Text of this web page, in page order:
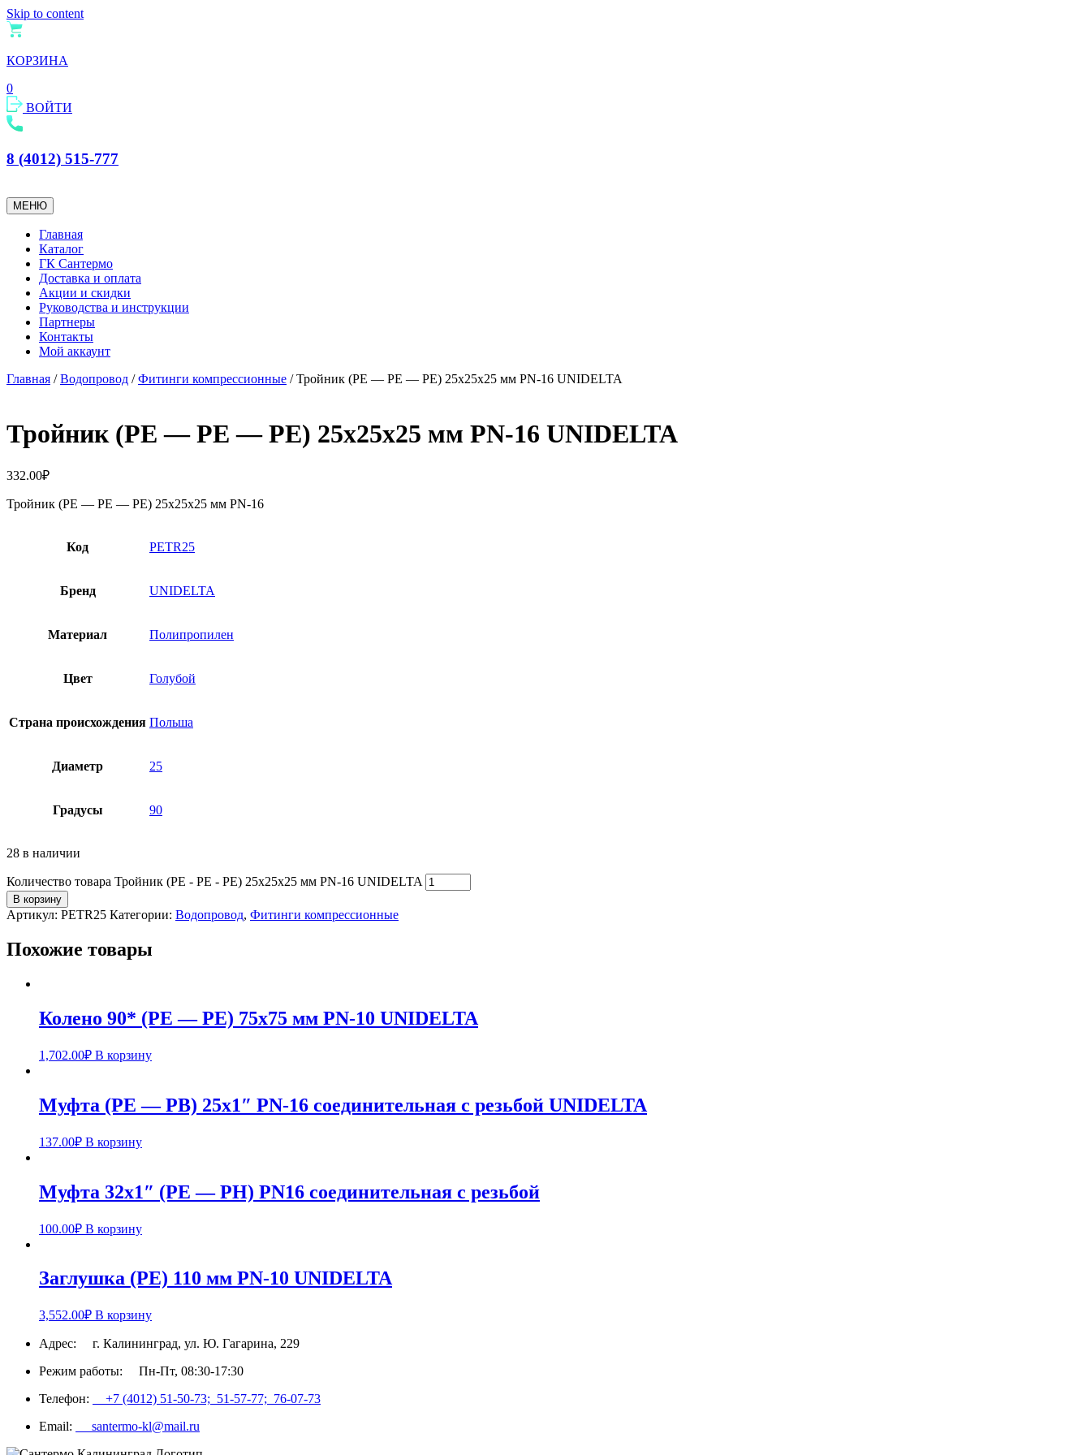
Skip to content
КОРЗИНА
0
ВОЙТИ
8 (4012) 515-777
МЕНЮ
Главная
Каталог
ГК Сантермо
Доставка и оплата
Акции и скидки
Руководства и инструкции
Партнеры
Контакты
Мой аккаунт
Главная /Водопровод /Фитинги компрессионные / Тройник (PE — PE — PE) 25х25х25 мм PN-16 UNIDELTA
Тройник (PE — PE — PE) 25х25х25 мм PN-16 UNIDELTA
332.00₽
Тройник (PE — PE — PE) 25х25х25 мм PN-16
Код PETR25
Бренд UNIDELTA
Материал Полипропилен
Цвет Голубой
Страна происхождения Польша
Диаметр 25
Градусы 90
28 в наличии
Количество товара Тройник (PE - PE - PE) 25х25х25 мм PN-16 UNIDELTA
В корзину
Артикул: PETR25 Категории: Водопровод, Фитинги компрессионные
Похожие товары
Колено 90* (PE — PE) 75х75 мм PN-10 UNIDELTA
1,702.00₽ В корзину
Муфта (PE — РВ) 25х1″ PN-16 соединительная с резьбой UNIDELTA
137.00₽ В корзину
Муфта 32х1″ (PE — РН) PN16 соединительная с резьбой
100.00₽ В корзину
Заглушка (PE) 110 мм PN-10 UNIDELTA
3,552.00₽ В корзину
Адрес: г. Калининград, ул. Ю. Гагарина, 229
Режим работы: Пн-Пт, 08:30-17:30
Телефон:
+7 (4012) 51-50-73; 51-57-77; 76-07-73
Email:
santermo-kl@mail.ru